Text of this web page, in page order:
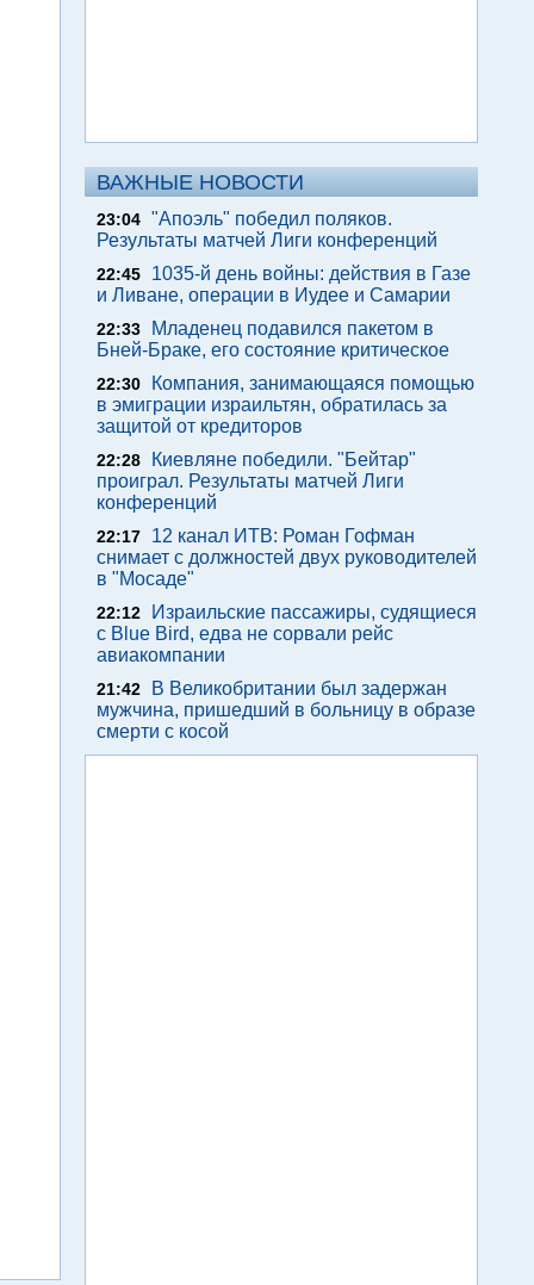
ВАЖНЫЕ НОВОСТИ
23:04 "Апоэль" победил поляков.
Результаты матчей Лиги конференций
22:45
1035-й день войны: действия в Газе
и Ливане, операции в Иудее и Самарии
22:33
Младенец подавился пакетом в
Бней-Браке, его состояние критическое
22:30
Компания, занимающаяся помощью
в эмиграции израильтян, обратилась за
защитой от кредиторов
22:28
Киевляне победили. "Бейтар"
проиграл. Результаты матчей Лиги
конференций
22:17
12 канал ИТВ: Роман Гофман
снимает с должностей двух руководителей
в "Мосаде"
22:12
Израильские пассажиры, судящиеся
с Blue Bird, едва не сорвали рейс
авиакомпании
21:42
В Великобритании был задержан
мужчина, пришедший в больницу в образе
смерти с косой